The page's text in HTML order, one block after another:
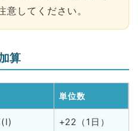
意してください。
算
単位数
+22（1日）